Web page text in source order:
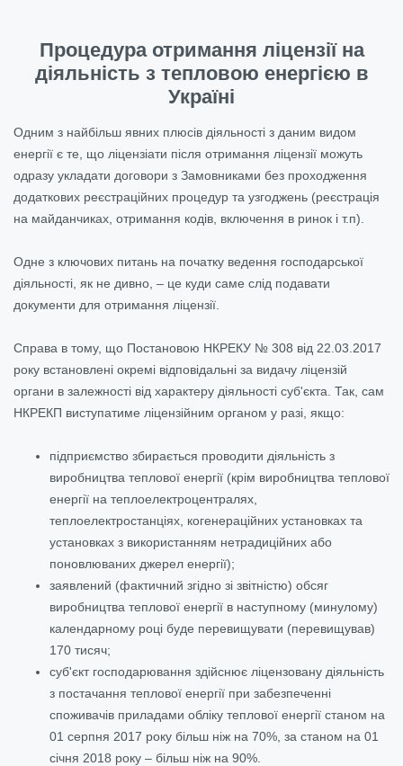
Процедура отримання ліцензії на
діяльність з тепловою енергією в
Україні
Одним з найбільш явних плюсів діяльності з даним видом
енергії є те, що ліцензіати після отримання ліцензії можуть
одразу укладати договори з Замовниками без проходження
додаткових реєстраційних процедур та узгоджень (реєстрація
на майданчиках, отримання кодів, включення в ринок і т.п).
Одне з ключових питань на початку ведення господарської
діяльності, як не дивно, – це куди саме слід подавати
документи для отримання ліцензії.
Справа в тому, що Постановою НКРЕКУ № 308 від 22.03.2017
року встановлені окремі відповідальні за видачу ліцензій
органи в залежності від характеру діяльності суб'єкта. Так, сам
НКРЕКП виступатиме ліцензійним органом у разі, якщо:
підприємство збирається проводити діяльність з
виробництва теплової енергії (крім виробництва теплової
енергії на теплоелектроцентралях,
теплоелектростанціях, когенераційних установках та
установках з використанням нетрадиційних або
поновлюваних джерел енергії);
заявлений (фактичний згідно зі звітністю) обсяг
виробництва теплової енергії в наступному (минулому)
календарному році буде перевищувати (перевищував)
170 тисяч;
суб'єкт господарювання здійснює ліцензовану діяльність
з постачання теплової енергії при забезпеченні
споживачів приладами обліку теплової енергії станом на
01 серпня 2017 року більш ніж на 70%, за станом на 01
січня 2018 року – більш ніж на 90%.